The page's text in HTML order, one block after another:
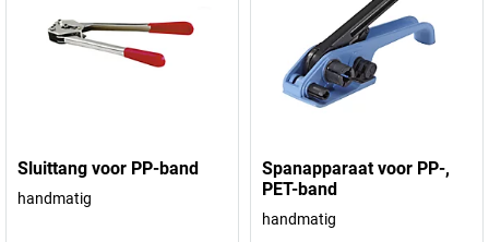
Sluittang voor PP-band
handmatig
Spanapparaat voor PP-,
PET-band
handmatig